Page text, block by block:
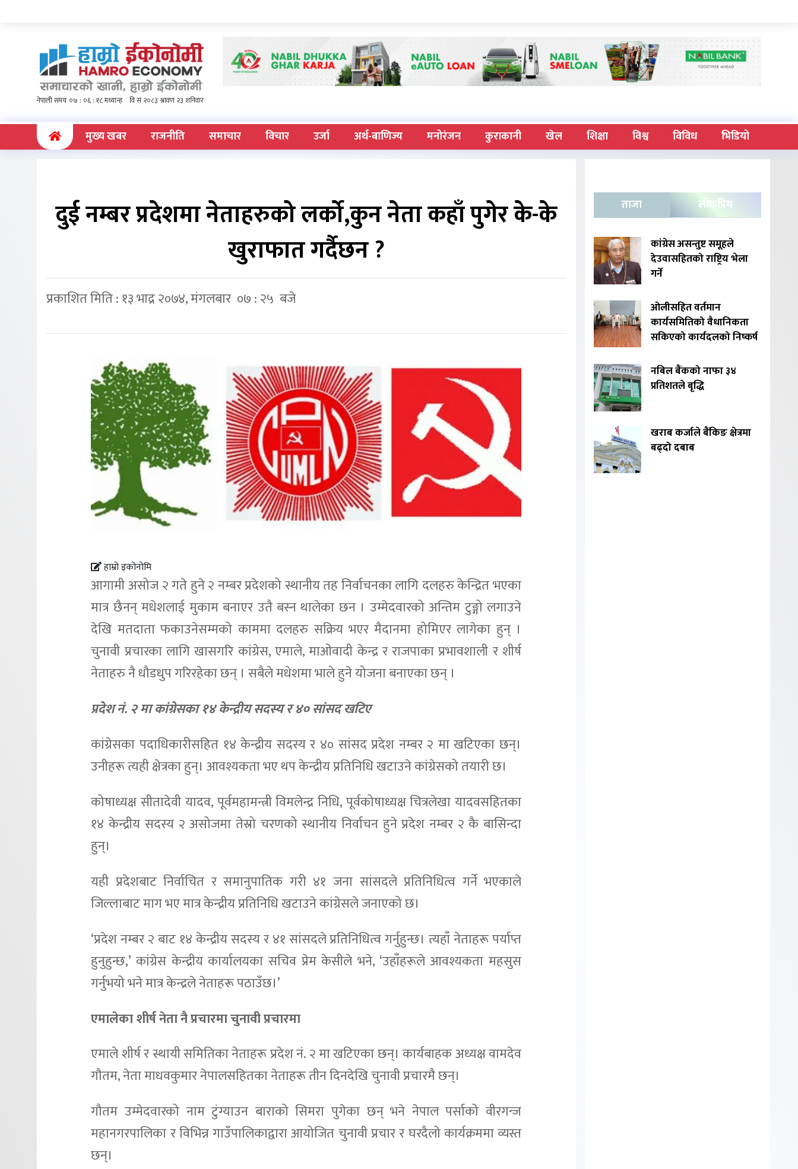
(current)मुख्य खबर राजनीति समाचार विचार उर्जा अर्थ-बाणिज्य मनोरंजन कुराकानी खेल शिक्षा विश्व विविध भिडियो
दुई नम्बर प्रदेशमा नेताहरुको लर्को,कुन नेता कहाँ पुगेर के-के
खुराफात गर्दैछन ?
प्रकाशित मिति : १३ भाद्र २०७४, मंगलबार ०७ : २५ बजे
हाम्रो इकोनोमि
आगामी असोज २ गते हुने २ नम्बर प्रदेशको स्थानीय तह निर्वाचनका लागि दलहरु केन्द्रित भएका
मात्र छैनन् मधेशलाई मुकाम बनाएर उतै बस्न थालेका छन । उम्मेदवारको अन्तिम टुङ्गो लगाउने
देखि मतदाता फकाउनेसम्मको काममा दलहरु सक्रिय भएर मैदानमा होमिएर लागेका हुन् ।
चुनावी प्रचारका लागि खासगरि कांग्रेस, एमाले, माओवादी केन्द्र र राजपाका प्रभावशाली र शीर्ष
नेताहरु नै धौडधुप गरिरहेका छन् । सबैले मधेशमा भाले हुने योजना बनाएका छन् ।
प्रदेश नं. २ मा कांग्रेसका १४ केन्द्रीय सदस्य र ४० सांसद खटिए
कांग्रेसका पदाधिकारीसहित १४ केन्द्रीय सदस्य र ४० सांसद प्रदेश नम्बर २ मा खटिएका छन्।
उनीहरू त्यही क्षेत्रका हुन्। आवश्यकता भए थप केन्द्रीय प्रतिनिधि खटाउने कांग्रेसको तयारी छ।
कोषाध्यक्ष सीतादेवी यादव, पूर्वमहामन्त्री विमलेन्द्र निधि, पूर्वकोषाध्यक्ष चित्रलेखा यादवसहितका
१४ केन्द्रीय सदस्य २ असोजमा तेस्रो चरणको स्थानीय निर्वाचन हुने प्रदेश नम्बर २ कै बासिन्दा
हुन्।
यही प्रदेशबाट निर्वाचित र समानुपातिक गरी ४१ जना सांसदले प्रतिनिधित्व गर्ने भएकाले
जिल्लाबाट माग भए मात्र केन्द्रीय प्रतिनिधि खटाउने कांग्रेसले जनाएको छ।
‘प्रदेश नम्बर २ बाट १४ केन्द्रीय सदस्य र ४१ सांसदले प्रतिनिधित्व गर्नुहुन्छ। त्यहाँ नेताहरू पर्याप्त
हुनुहुन्छ,’ कांग्रेस केन्द्रीय कार्यालयका सचिव प्रेम केसीले भने, ‘उहाँहरूले आवश्यकता महसुस
गर्नुभयो भने मात्र केन्द्रले नेताहरू पठाउँछ।’
एमालेका शीर्ष नेता नै प्रचारमा चुनावी प्रचारमा
एमाले शीर्ष र स्थायी समितिका नेताहरू प्रदेश नं. २ मा खटिएका छन्। कार्यबाहक अध्यक्ष वामदेव
गौतम, नेता माधवकुमार नेपालसहितका नेताहरू तीन दिनदेखि चुनावी प्रचारमै छन्।
गौतम उम्मेदवारको नाम टुंग्याउन बाराको सिमरा पुगेका छन् भने नेपाल पर्साको वीरगन्ज
महानगरपालिका र विभिन्न गाउँपालिकाद्वारा आयोजित चुनावी प्रचार र घरदैलो कार्यक्रममा व्यस्त
छन्।
ताजा लोकप्रिय
कांग्रेस असन्तुष्ट समूहले
देउवासहितको राष्ट्रिय भेला
गर्ने
ओलीसहित वर्तमान
कार्यसमितिको वैधानिकता
सकिएको कार्यदलको निष्कर्ष
नबिल बैंकको नाफा ३४
प्रतिशतले बृद्धि
खराब कर्जाले बैंकिङ क्षेत्रमा
बढ्दो दबाब